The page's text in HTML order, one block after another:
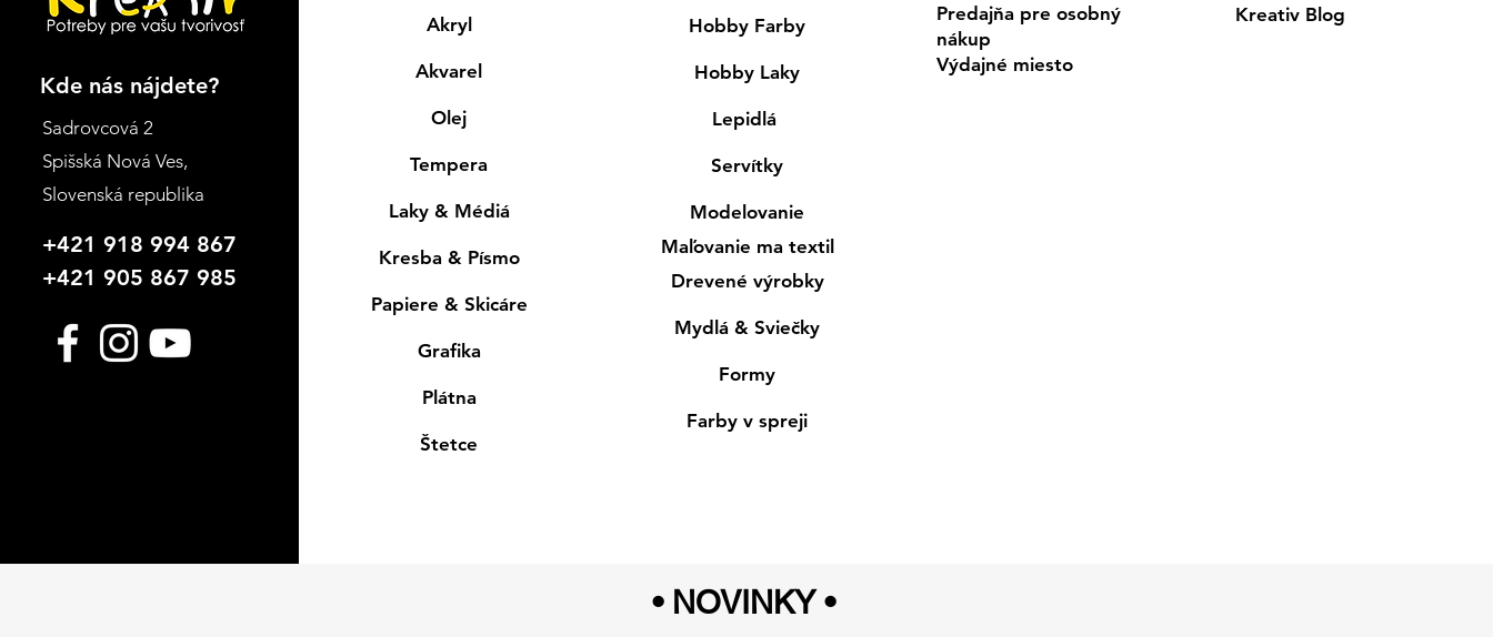
Kde nás nájdete?
Sadrovcová 2
Spišská Nová Ves,
Slovenská republika
+421 918 994 867
+421 905 867 985
Akryl
Akvarel
Olej
Tempera
Laky & Médiá
Kresba & Písmo
Papiere & Skicáre
Grafika
Plátna
Štetce
Hobby Farby
Hobby Laky
Lepidlá
Servítky
Modelovanie
Maľovanie ma textil
Drevené výrobky
Mydlá & Sviečky
Formy
Farby v spreji
Predajňa pre osobný
nákup
Výdajné miesto
Kreativ Blog
• NOVINKY •